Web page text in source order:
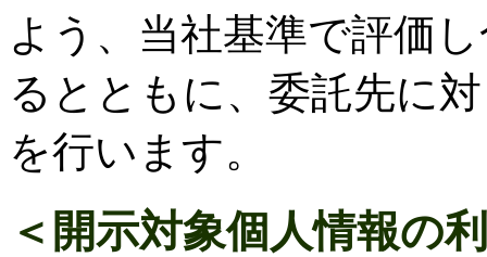
よう、当社基準で評価
るとともに、委託先に
を行います。
＜開示対象個人情報の